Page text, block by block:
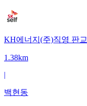
KH에너지(주)직영 판
1.38km
|
백현동